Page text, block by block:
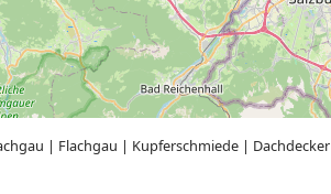
| Flachgau | Kupferschmiede | Dachdecker